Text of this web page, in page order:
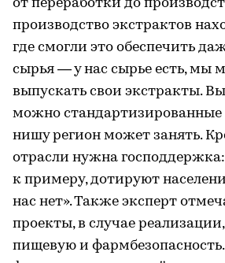
от переработки до
производство экстрактов
где смогли это обеспечить
сырья — у нас сырье есть, мы
выпускать свои экстракты.
можно
нишу регион может занять.
отрасли нужна
к примеру, дотируют
нас нет». Также эксперт
проекты, в случае
пищевую и